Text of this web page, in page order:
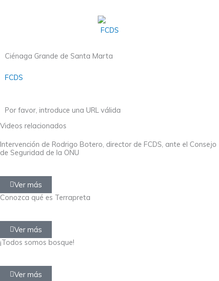
Ciénaga Grande de Santa Marta
FCDS
Por favor, introduce una URL válida
Videos relacionados
Intervención de Rodrigo Botero, director de FCDS, ante el Consejo
de Seguridad de la ONU
Ver más
Conozca qué es Terrapreta
Ver más
¡Todos somos bosque!
Ver más